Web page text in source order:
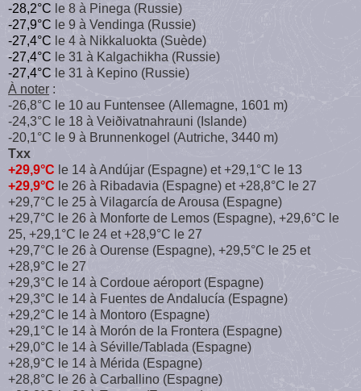
-28,2°C le 8 à Pinega (Russie)
-27,9°C le 9 à Vendinga (Russie)
-27,4°C le 4 à Nikkaluokta (Suède)
-27,4°C le 31 à Kalgachikha (Russie)
-27,4°C le 31 à Kepino (Russie)
À noter :
-26,8°C le 10 au Funtensee (Allemagne, 1601 m)
-24,3°C le 18 à Veiðivatnahrauni (Islande)
-20,1°C le 9 à Brunnenkogel (Autriche, 3440 m)
Txx
+29,9°C le 14 à Andújar (Espagne) et +29,1°C le 13
+29,9°C le 26 à Ribadavia (Espagne) et +28,8°C le 27
+29,7°C le 25 à Vilagarcía de Arousa (Espagne)
+29,7°C le 26 à Monforte de Lemos (Espagne), +29,6°C le
25, +29,1°C le 24 et +28,9°C le 27
+29,7°C le 26 à Ourense (Espagne), +29,5°C le 25 et
+28,9°C le 27
+29,3°C le 14 à Cordoue aéroport (Espagne)
+29,3°C le 14 à Fuentes de Andalucía (Espagne)
+29,2°C le 14 à Montoro (Espagne)
+29,1°C le 14 à Morón de la Frontera (Espagne)
+29,0°C le 14 à Séville/Tablada (Espagne)
+28,9°C le 14 à Mérida (Espagne)
+28,8°C le 26 à Carballino (Espagne)